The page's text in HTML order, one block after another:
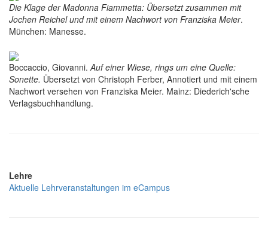
Die Klage der Madonna Fiammetta: Übersetzt zusammen mit
Jochen Reichel und mit einem Nachwort von Franziska Meier.
München: Manesse.
Boccaccio, Giovanni.Auf einer Wiese, rings um eine Quelle:
Sonette. Übersetzt von Christoph Ferber, Annotiert und mit einem
Nachwort versehen von Franziska Meier. Mainz: Diederich'sche
Verlagsbuchhandlung.
Lehre
Aktuelle Lehrveranstaltungen im eCampus